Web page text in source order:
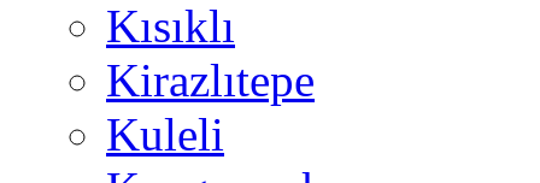
Kısıklı
Kirazlıtepe
Kuleli